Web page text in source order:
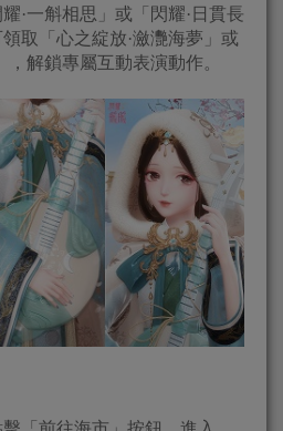
·一斛相思」或「閃耀·日貫長
取「心之綻放·瀲灧海夢」或
，解鎖專屬互動表演動作。